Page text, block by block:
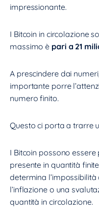
impressionante.
I Bitcoin in circolazione
massimo è pari a 21
A prescindere dai
importante porre
numero finito.
Questo ci porta a trarre
I Bitcoin possono
presente in quantità
determina
l’inflazione o una
quantità in circolazione.